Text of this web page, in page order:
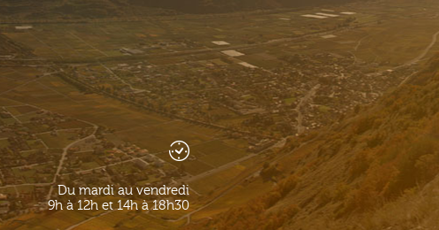
Du mardi au vendredi
9h à 12h et 14h à 18h30